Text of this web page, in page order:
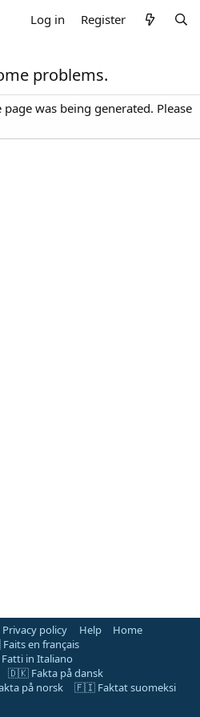
Log in Register
problems.
was being generated. Please
Privacy policy Help
Home
en français
in Italiano
🇩🇰 Fakta på dansk
på norsk
🇫🇮 Faktat suomeksi